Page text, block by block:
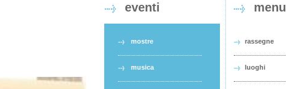
eventi
mostre
musica
menu
rassegne
luoghi